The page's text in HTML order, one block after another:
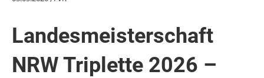
Landesmeisterschaft
NRW Triplette 2026 –